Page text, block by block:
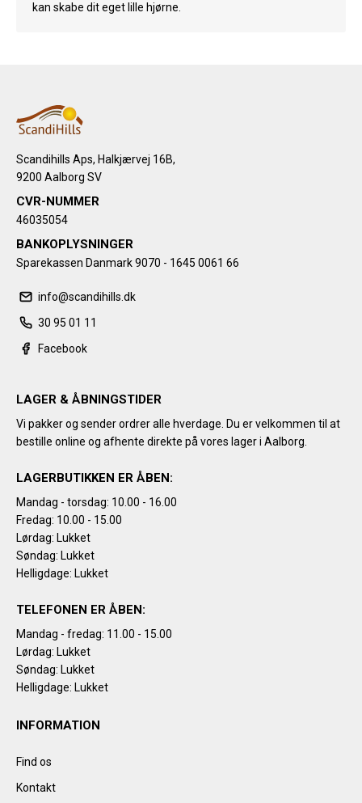
kan skabe dit eget lille hjørne.
Scandihills Aps, Halkjærvej 16B,
9200 Aalborg SV
CVR-NUMMER
46035054
BANKOPLYSNINGER
Sparekassen Danmark 9070 - 1645 0061 66
info@scandihills.dk
30 95 01 11
Facebook
LAGER & ÅBNINGSTIDER
Vi pakker og sender ordrer alle hverdage. Du er velkommen til at
bestille online og afhente direkte på vores lager i Aalborg.
LAGERBUTIKKEN ER ÅBEN:
Mandag - torsdag: 10.00 - 16.00
Fredag: 10.00 - 15.00
Lørdag: Lukket
Søndag: Lukket
Helligdage: Lukket
TELEFONEN ER ÅBEN:
Mandag - fredag: 11.00 - 15.00
Lørdag: Lukket
Søndag: Lukket
Helligdage: Lukket
INFORMATION
Find os
Kontakt